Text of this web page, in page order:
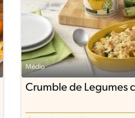
Médio
Crumble de Legumes